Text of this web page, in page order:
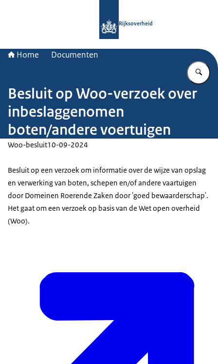
Rijksoverheid
Home Documenten
Besluit op Woo-verzoek over
inbeslaggenomen
boten/andere voertuigen
Woo-besluit10-09-2024
Besluit op een verzoek om informatie over de wijze van opslag
en verwerking van boten, schepen en/of andere vaartuigen
door Domeinen Roerende Zaken door 'goed bewaarderschap'.
Het gaat om een verzoek op basis van de Wet open overheid
(Woo).